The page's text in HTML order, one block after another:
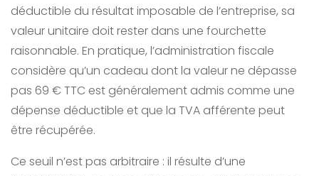
déductible du résultat imposable de l’entreprise, sa
valeur unitaire doit rester dans une fourchette
raisonnable. En pratique, l’administration fiscale
considère qu’un cadeau dont la valeur ne dépasse
pas 69 € TTC est généralement admis comme une
dépense déductible et que la TVA afférente peut
être récupérée.
Ce seuil n’est pas arbitraire : il résulte d’une